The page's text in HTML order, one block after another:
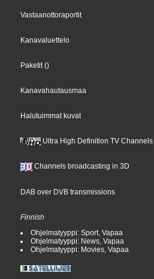
Vastaanottoraportit
Kanavaluettelo
Paketit()
Kanavahautausmaa
Halutuimmat kuvat
Ultra High Definition TV Channels
Channels broadcasting in 3D
DAB over DVB transmissions
Finnish
Ohjelmatyyppi: Sport, Vapaa
Ohjelmatyyppi: News, Vapaa
Ohjelmatyyppi: Movies, Vapaa